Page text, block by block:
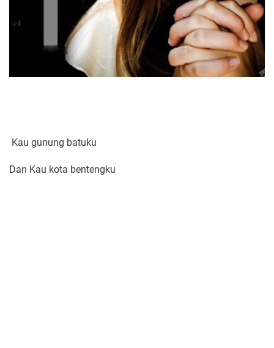
Kau gunung batuku
Dan Kau kota bentengku